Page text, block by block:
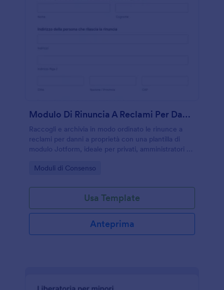
Modulo Di Rinuncia A Reclami Per Danni A Proprietà
Raccogli e archivia in modo ordinato le rinunce a
reclami per danni a proprietà con una plantilla di
modulo Jotform, ideale per privati, amministratori e
raccolta dati online.
Go to Category:
Moduli di Consenso
Usa Template
Anteprima